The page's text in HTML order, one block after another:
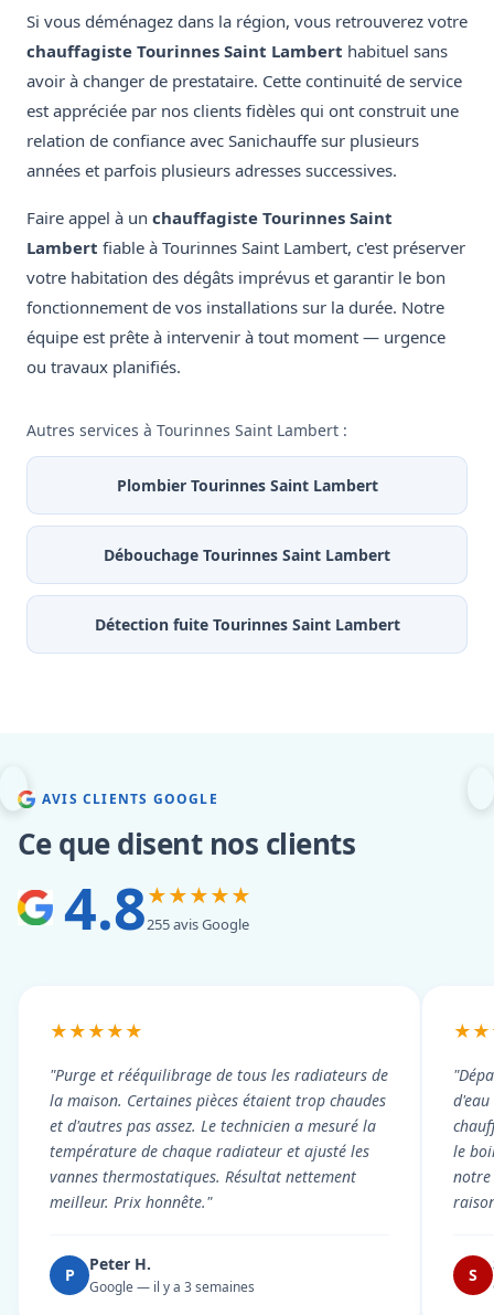
Si vous déménagez dans la région, vous retrouverez votre
chauffagiste Tourinnes Saint Lambert habituel sans
avoir à changer de prestataire. Cette continuité de service
est appréciée par nos clients fidèles qui ont construit une
relation de confiance avec Sanichauffe sur plusieurs
années et parfois plusieurs adresses successives.
Faire appel à un chauffagiste Tourinnes Saint
Lambert fiable à Tourinnes Saint Lambert, c'est préserver
votre habitation des dégâts imprévus et garantir le bon
fonctionnement de vos installations sur la durée. Notre
équipe est prête à intervenir à tout moment — urgence
ou travaux planifiés.
Autres services à Tourinnes Saint Lambert :
Plombier Tourinnes Saint Lambert
Débouchage Tourinnes Saint Lambert
Détection fuite Tourinnes Saint Lambert
AVIS CLIENTS GOOGLE
Ce que disent nos clients
4.8★★★★★
255 avis Google
★★★★★
"Purge et rééquilibrage de tous les radiateurs de
la maison. Certaines pièces étaient trop chaudes
et d'autres pas assez. Le technicien a mesuré la
température de chaque radiateur et ajusté les
vannes thermostatiques. Résultat nettement
meilleur. Prix honnête."
P
Peter H.
Google — il y a 3 semaines
le
notre
S